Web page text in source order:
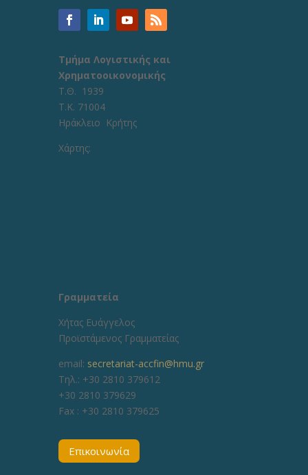
Τμήμα Λογιστικής και
Χρηματοοικονομικής
Τ.Θ. 1939
Τ.Κ. 71004
Ηράκλειο Κρήτης
Χάρτης:
Γραμματεία
Χήτας Ευάγγελος
Προϊστάμενος Γραμματείας
email: secretariat-accfin@hmu.gr
Τηλ.: +30 2810 379612
+30 2810 379629
Fax : +30 2810 379625
Επικοινωνία